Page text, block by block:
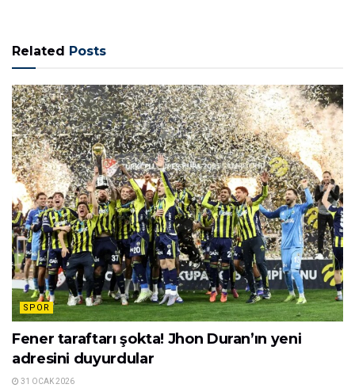
Related Posts
SPOR
Fener taraftarı şokta! Jhon Duran’ın yeni
adresini duyurdular
31 OCAK 2026